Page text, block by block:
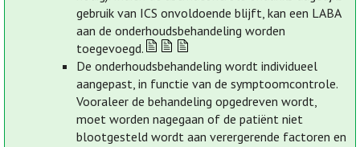
gebruik van ICS onvoldoende blijft, kan een LABA
aan de onderhoudsbehandeling worden
toegevoegd.
De onderhoudsbehandeling wordt individueel
aangepast, in functie van de symptoomcontrole.
Vooraleer de behandeling opgedreven wordt,
moet worden nagegaan of de patiënt niet
blootgesteld wordt aan verergerende factoren en